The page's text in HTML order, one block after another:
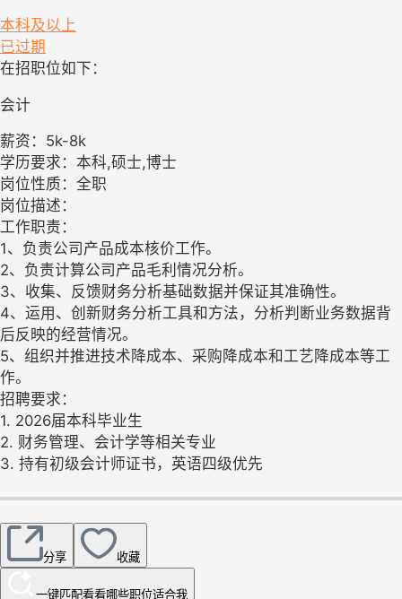
本科及以上
已过期
在招职位如下：
会计
薪资：5k-8k
学历要求：本科,硕士,博士
岗位性质：全职
岗位描述：
工作职责：
1、负责公司产品成本核价工作。
2、负责计算公司产品毛利情况分析。
3、收集、反馈财务分析基础数据并保证其准确性。
4、运用、创新财务分析工具和方法，分析判断业务数据背
后反映的经营情况。
5、组织并推进技术降成本、采购降成本和工艺降成本等工
作。
招聘要求：
1. 2026届本科毕业生
2. 财务管理、会计学等相关专业
3. 持有初级会计师证书，英语四级优先
分享 收藏
一键匹配看看哪些职位适合我